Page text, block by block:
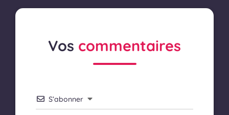
Vos commentaires
S’abonner